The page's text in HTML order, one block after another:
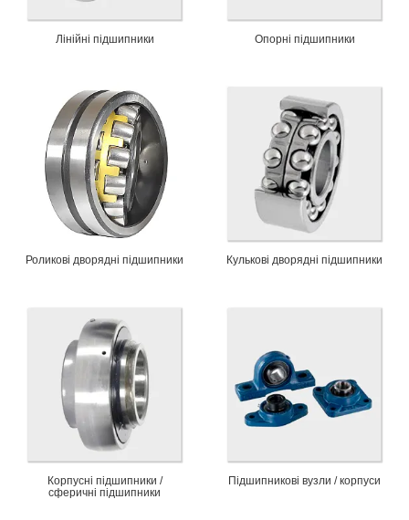
Лінійні підшипники Опорні підшипники
Роликові дворядні підшипники Кулькові дворядні підшипники
Корпусні підшипники /
сферичні підшипники
Підшипникові вузли / корпуси